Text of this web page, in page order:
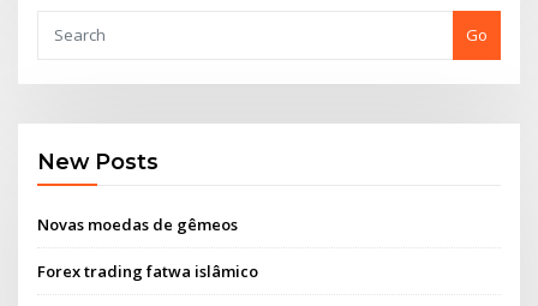
Go
New Posts
Novas moedas de gêmeos
Forex trading fatwa islâmico